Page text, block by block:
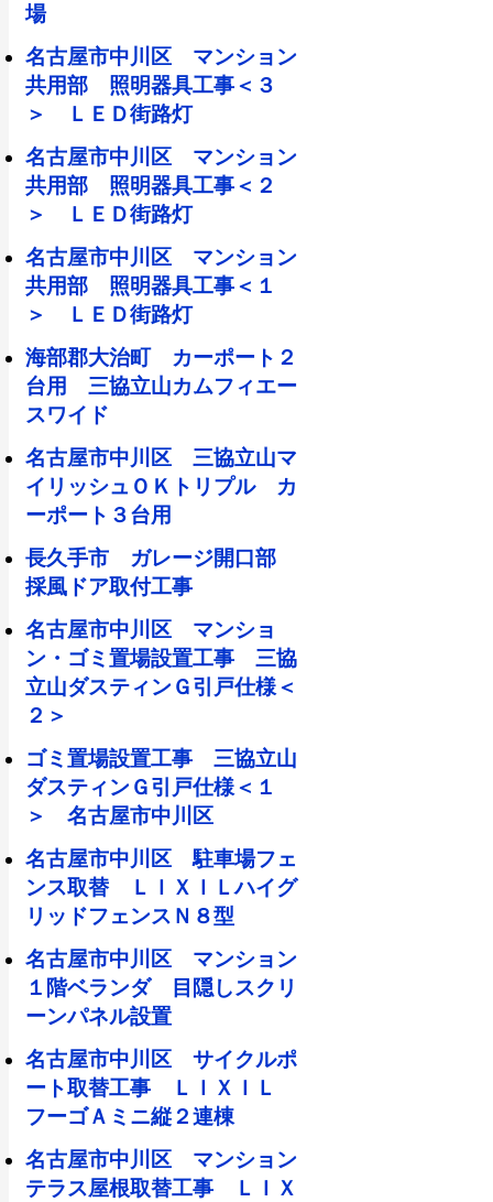
場
名古屋市中川区 マンション
共用部 照明器具工事＜３
＞ ＬＥＤ街路灯
名古屋市中川区 マンション
共用部 照明器具工事＜２
＞ ＬＥＤ街路灯
名古屋市中川区 マンション
共用部 照明器具工事＜１
＞ ＬＥＤ街路灯
海部郡大治町 カーポート２
台用 三協立山カムフィエー
スワイド
名古屋市中川区 三協立山マ
イリッシュＯＫトリプル カ
ーポート３台用
長久手市 ガレージ開口部
採風ドア取付工事
名古屋市中川区 マンショ
ン・ゴミ置場設置工事 三協
立山ダスティンＧ引戸仕様＜
２＞
ゴミ置場設置工事 三協立山
ダスティンＧ引戸仕様＜１
＞ 名古屋市中川区
名古屋市中川区 駐車場フェ
ンス取替 ＬＩＸＩＬハイグ
リッドフェンスＮ８型
名古屋市中川区 マンション
１階ベランダ 目隠しスクリ
ーンパネル設置
名古屋市中川区 サイクルポ
ート取替工事 ＬＩＸＩＬ
フーゴＡミニ縦２連棟
名古屋市中川区 マンション
テラス屋根取替工事 ＬＩＸ